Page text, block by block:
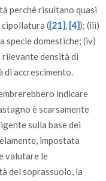
perché risultano quasi
([21],[4]); (iii)
specie domestiche; (iv)
rilevante densità di
di accrescimento.
indicare
è scarsamente
sulla base dei
impostata
valutare le
del soprassuolo, la